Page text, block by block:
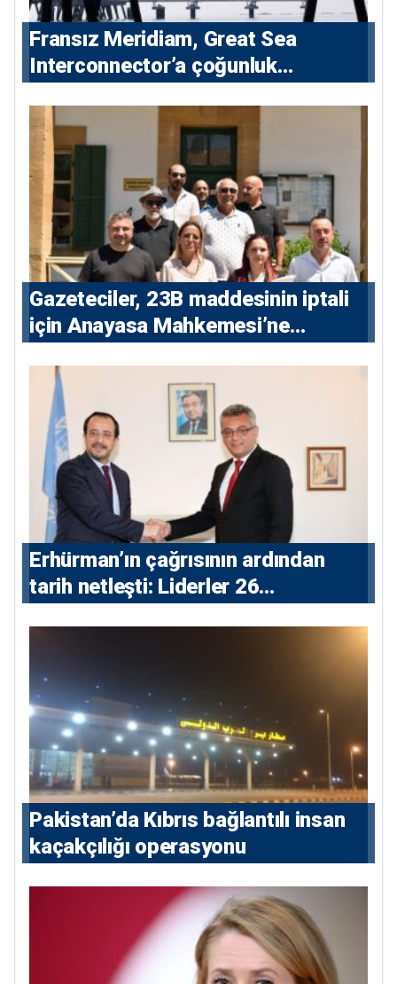
Fransız Meridiam, Great Sea
Interconnector’a çoğunluk
Gazeteciler, 23B maddesinin iptali
için Anayasa Mahkemesi’ne
Erhürman’ın çağrısının ardından
tarih netleşti: Liderler 26
Pakistan’da Kıbrıs bağlantılı insan
kaçakçılığı operasyonu